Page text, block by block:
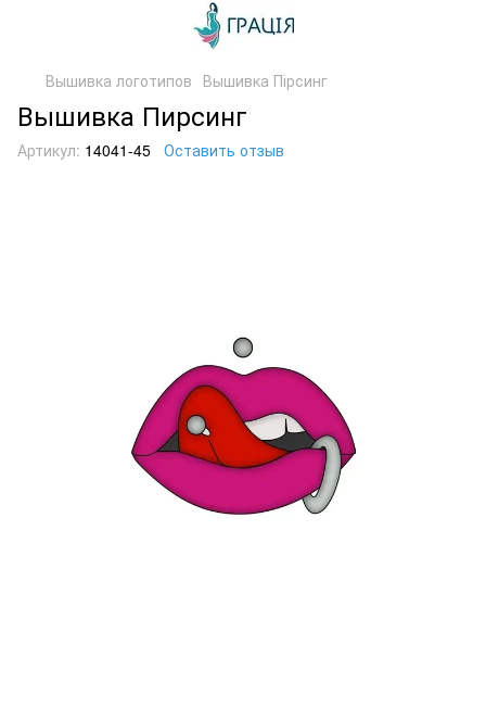
Вышивка логотипов Вышивка Пірсинг
Вышивка Пирсинг
Артикул: 14041-45 Оставить отзыв